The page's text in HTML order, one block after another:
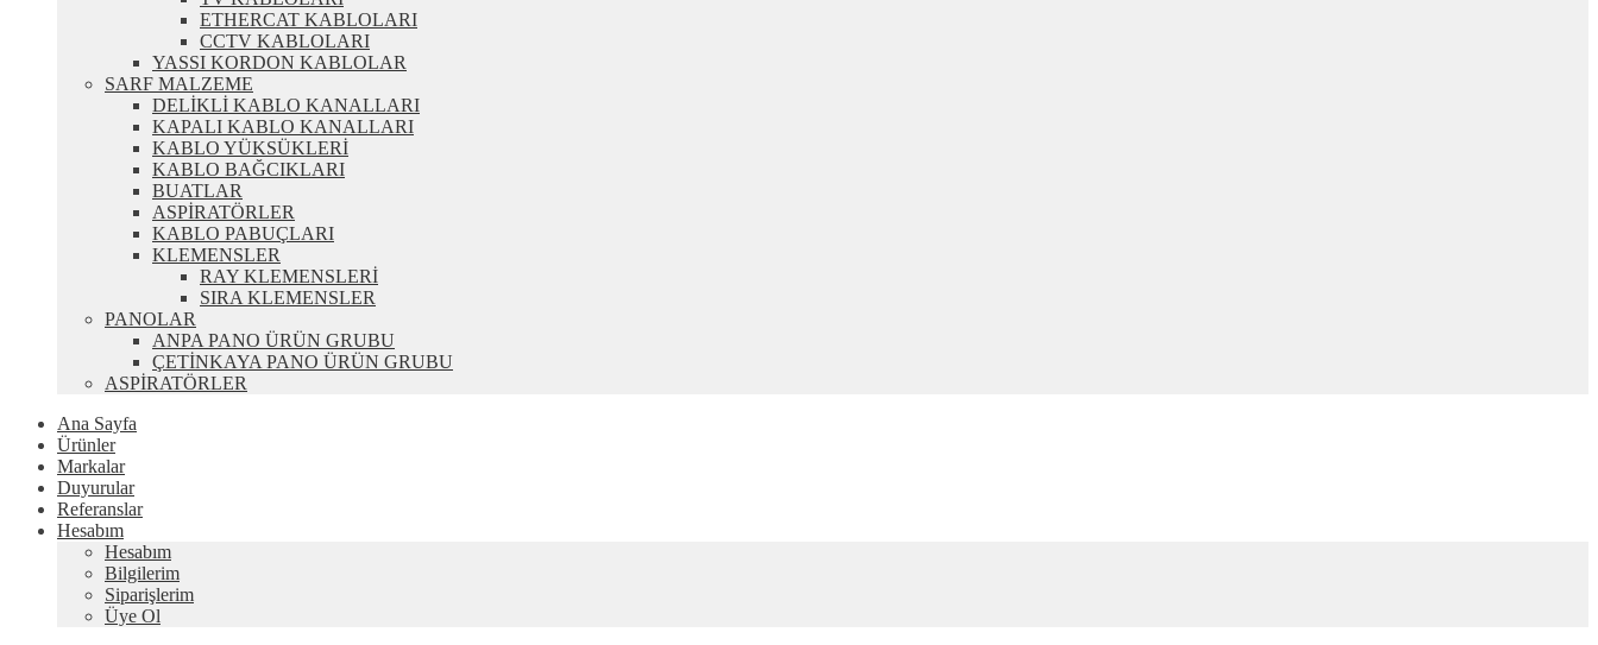
ETHERCAT KABLOLARI
CCTV KABLOLARI
YASSI KORDON KABLOLAR
SARF MALZEME
DELİKLİ KABLO KANALLARI
KAPALI KABLO KANALLARI
KABLO YÜKSÜKLERİ
KABLO BAĞCIKLARI
BUATLAR
ASPİRATÖRLER
KABLO PABUÇLARI
KLEMENSLER
RAY KLEMENSLERİ
SIRA KLEMENSLER
PANOLAR
ANPA PANO ÜRÜN GRUBU
ÇETİNKAYA PANO ÜRÜN GRUBU
ASPİRATÖRLER
Ana Sayfa
Ürünler
Markalar
Duyurular
Referanslar
Hesabım
Hesabım
Bilgilerim
Siparişlerim
Üye Ol